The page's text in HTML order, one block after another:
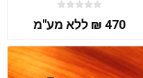
470 ₪ ללא מע"מ